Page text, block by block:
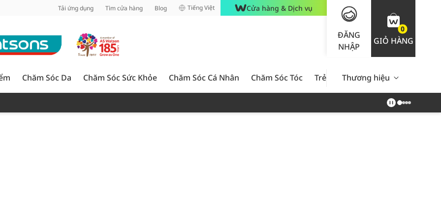
Tải ứng dụng Tìm cửa hàng Blog Tiếng Việt Cửa hàng & Dịch vụ
ĐĂNG
NHẬP
0
GIỎ HÀNG
Chăm Sóc Da Chăm Sóc Sức Khỏe Chăm Sóc Cá Nhân Chăm Sóc Tóc Trẻ Em Nam Giới Chăm Sóc
Thương hiệu